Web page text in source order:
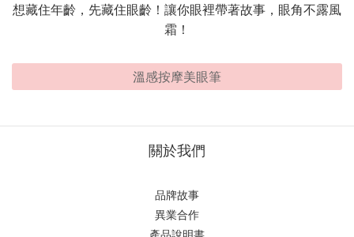
想藏住年齡，先藏住眼齡！讓你眼裡帶著故事，眼角不露風
霜！
溫感按摩美眼筆
關於我們
品牌故事
異業合作